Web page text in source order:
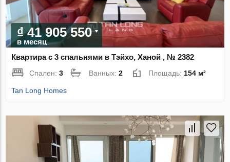
₫ 41 905 550
в месяц
Квартира с 3 спальнями в Тэйхо, Ханой , № 2382
Спален:3 Ванных:2 Площадь: 154 м²
Tan Long Homes